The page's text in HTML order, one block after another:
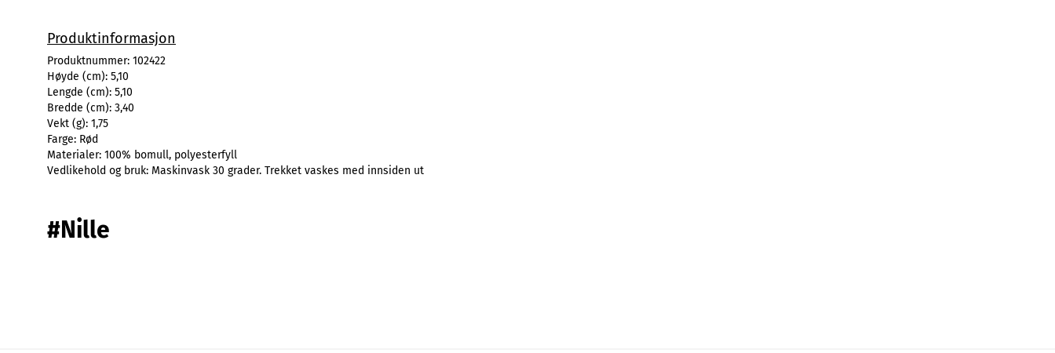
Produktinformasjon
Produktnummer: 102422
Høyde (cm): 5,10
Lengde (cm): 5,10
Bredde (cm): 3,40
Vekt (g): 1,75
Farge: Rød
Materialer: 100% bomull, polyesterfyll
Vedlikehold og bruk: Maskinvask 30 grader. Trekket vaskes med innsiden ut
#Nille